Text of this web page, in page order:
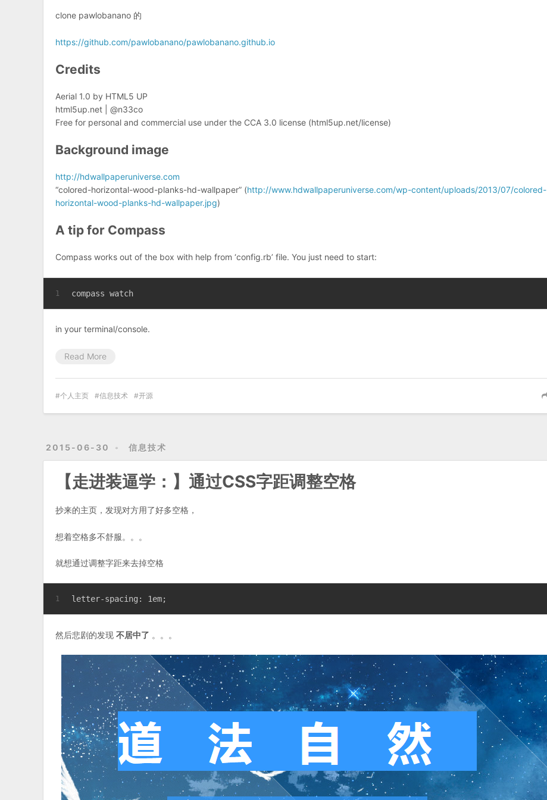
clone pawlobanano 的
https://github.com/pawlobanano/pawlobanano.github.io
Credits
Aerial 1.0 by HTML5 UP
html5up.net | @n33co
Free for personal and commercial use under the CCA 3.0 license (html5up.net/license)
Background image
http://hdwallpaperuniverse.com
“colored-horizontal-wood-planks-hd-wallpaper” (http://www.hdwallpaperuniverse.com/wp-content/uploads/2013/07/colored-
horizontal-wood-planks-hd-wallpaper.jpg)
A tip for Compass
Compass works out of the box with help from ‘config.rb’ file. You just need to start:
1 compass watch
in your terminal/console.
Read More
个人主页 信息技术 开源
2015-06-30 信息技术
【走进装逼学：】通过CSS字距调整空格
抄来的主页，发现对方用了好多空格，
想着空格多不舒服。。。
就想通过调整字距来去掉空格
1 letter-spacing: 1em;
然后悲剧的发现不居中了 。。。